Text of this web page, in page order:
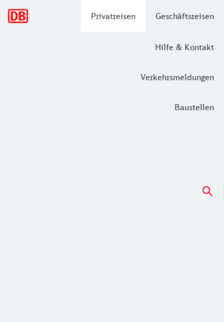
Privatreisen Geschäftsreisen
Hilfe & Kontakt
Verkehrsmeldungen
Baustellen